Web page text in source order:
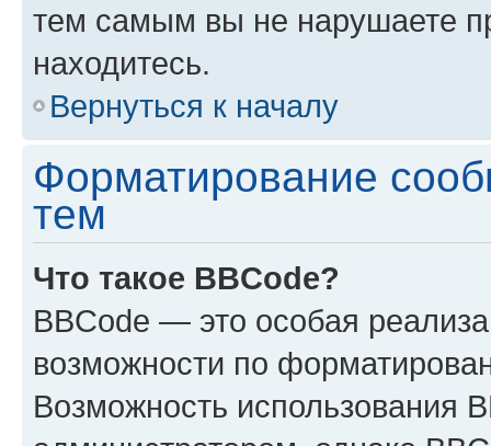
тем самым вы не нарушаете
находитесь.
Вернуться к началу
Форматирование
тем
Что такое BBCode?
BBCode — это особая
возможности по
Возможность использования